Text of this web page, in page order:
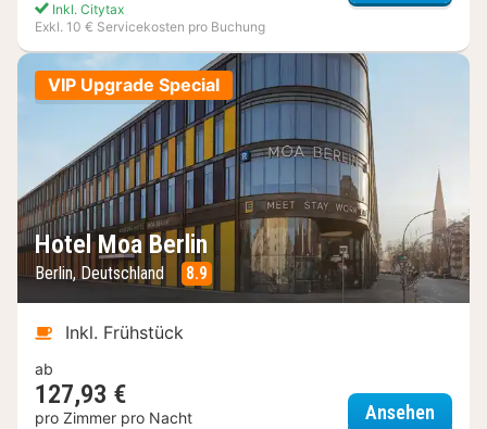
Inkl. Citytax
Exkl. 10 € Servicekosten pro Buchung
VIP Upgrade Special
Hotel Moa Berlin
Berlin, Deutschland 8.9
Inkl. Frühstück
ab
127,93 €
pro Zimmer pro Nacht Ansehen